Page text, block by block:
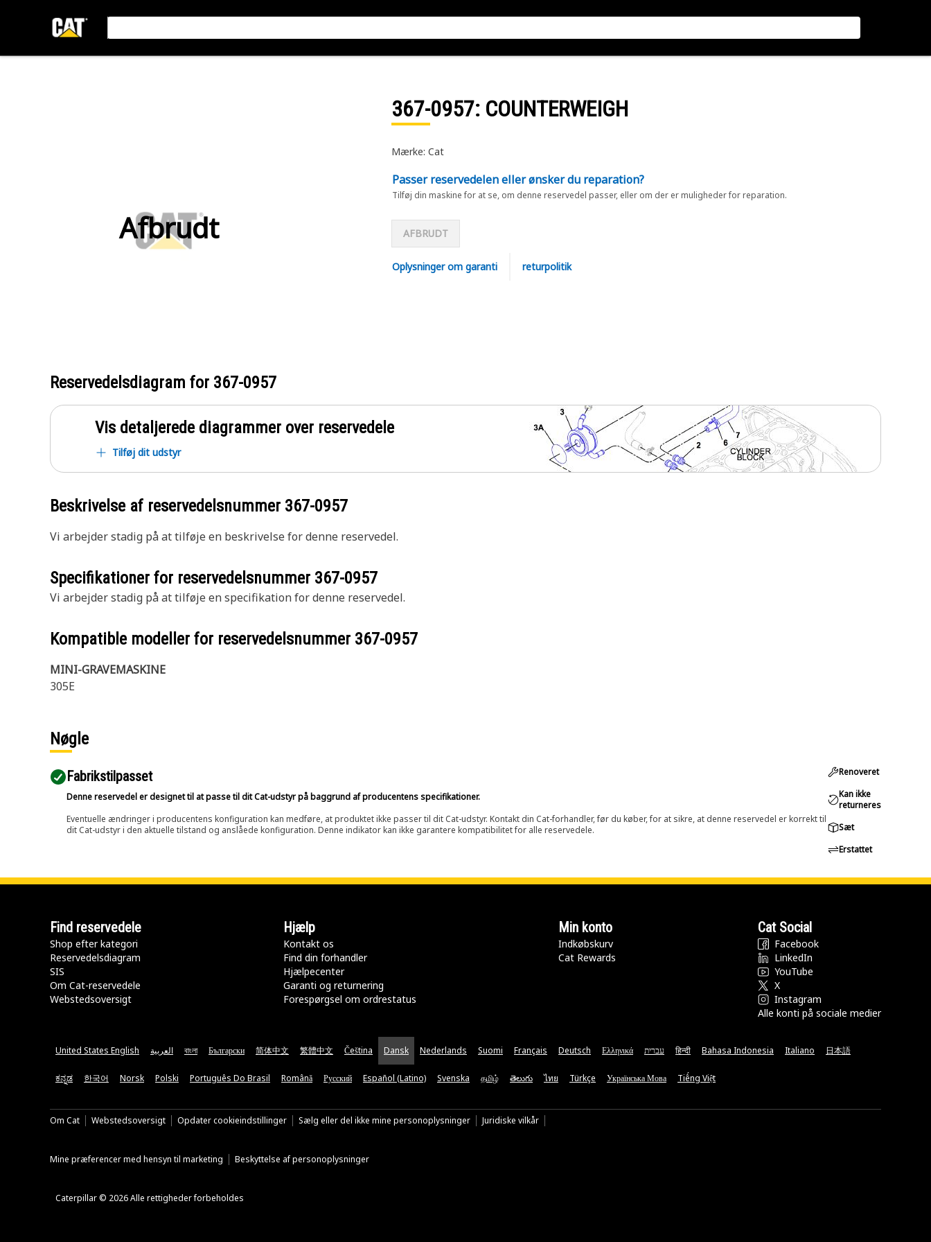
Afbrudt
367-0957: COUNTERWEIGH
Mærke: Cat
Passer reservedelen eller ønsker du reparation?
Tilføj din maskine for at se, om denne reservedel passer, eller om der er muligheder for reparation.
AFBRUDT
Oplysninger om garanti returpolitik
Reservedelsdiagram for 367-0957
Vis detaljerede diagrammer over reservedele
Tilføj dit udstyr
Beskrivelse af reservedelsnummer 367-0957
Vi arbejder stadig på at tilføje en beskrivelse for denne reservedel.
Specifikationer for reservedelsnummer 367-0957
Vi arbejder stadig på at tilføje en specifikation for denne reservedel.
Kompatible modeller for reservedelsnummer 367-0957
MINI-GRAVEMASKINE
305E
Nøgle
Fabrikstilpasset
Denne reservedel er designet til at passe til dit Cat-udstyr på baggrund af producentens specifikationer.
Eventuelle ændringer i producentens konfiguration kan medføre, at produktet ikke passer til dit Cat-udstyr. Kontakt din Cat-forhandler, før du køber, for at sikre, at denne reservedel er korrekt til
dit Cat-udstyr i den aktuelle tilstand og anslåede konfiguration. Denne indikator kan ikke garantere kompatibilitet for alle reservedele.
Renoveret
Kan ikke
returneres
Sæt
Erstattet
Find reservedele
Shop efter kategori
Reservedelsdiagram
SIS
Om Cat-reservedele
Webstedsoversigt
Hjælp
Kontakt os
Find din forhandler
Hjælpecenter
Garanti og returnering
Forespørgsel om ordrestatus
Min konto
Indkøbskurv
Cat Rewards
Cat Social
Facebook
LinkedIn
YouTube
X
Instagram
Alle konti på sociale medier
United States English العربية বাংলা Български 简体中文 繁體中文 Čeština Dansk Nederlands Suomi Français Deutsch Ελληνικά עברית हिन्दी Bahasa Indonesia Italiano 日本語
ಕನ್ನಡ 한국어 Norsk Polski Português Do Brasil Română Русский Español (Latino) Svenska தமிழ் తెలుగు ไทย Türkçe Українська Мова Tiếng Việt
Om Cat Webstedsoversigt Opdater cookieindstillinger Sælg eller del ikke mine personoplysninger Juridiske vilkår
Mine præferencer med hensyn til marketing Beskyttelse af personoplysninger
Caterpillar © 2026 Alle rettigheder forbeholdes